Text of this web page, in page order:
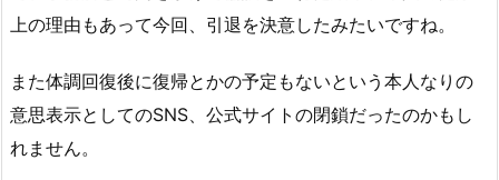
上の理由もあって今回、引退を決意したみたいですね。
また体調回復後に復帰とかの予定もないという本人なりの
意思表示としてのSNS、公式サイトの閉鎖だったのかもし
れません。